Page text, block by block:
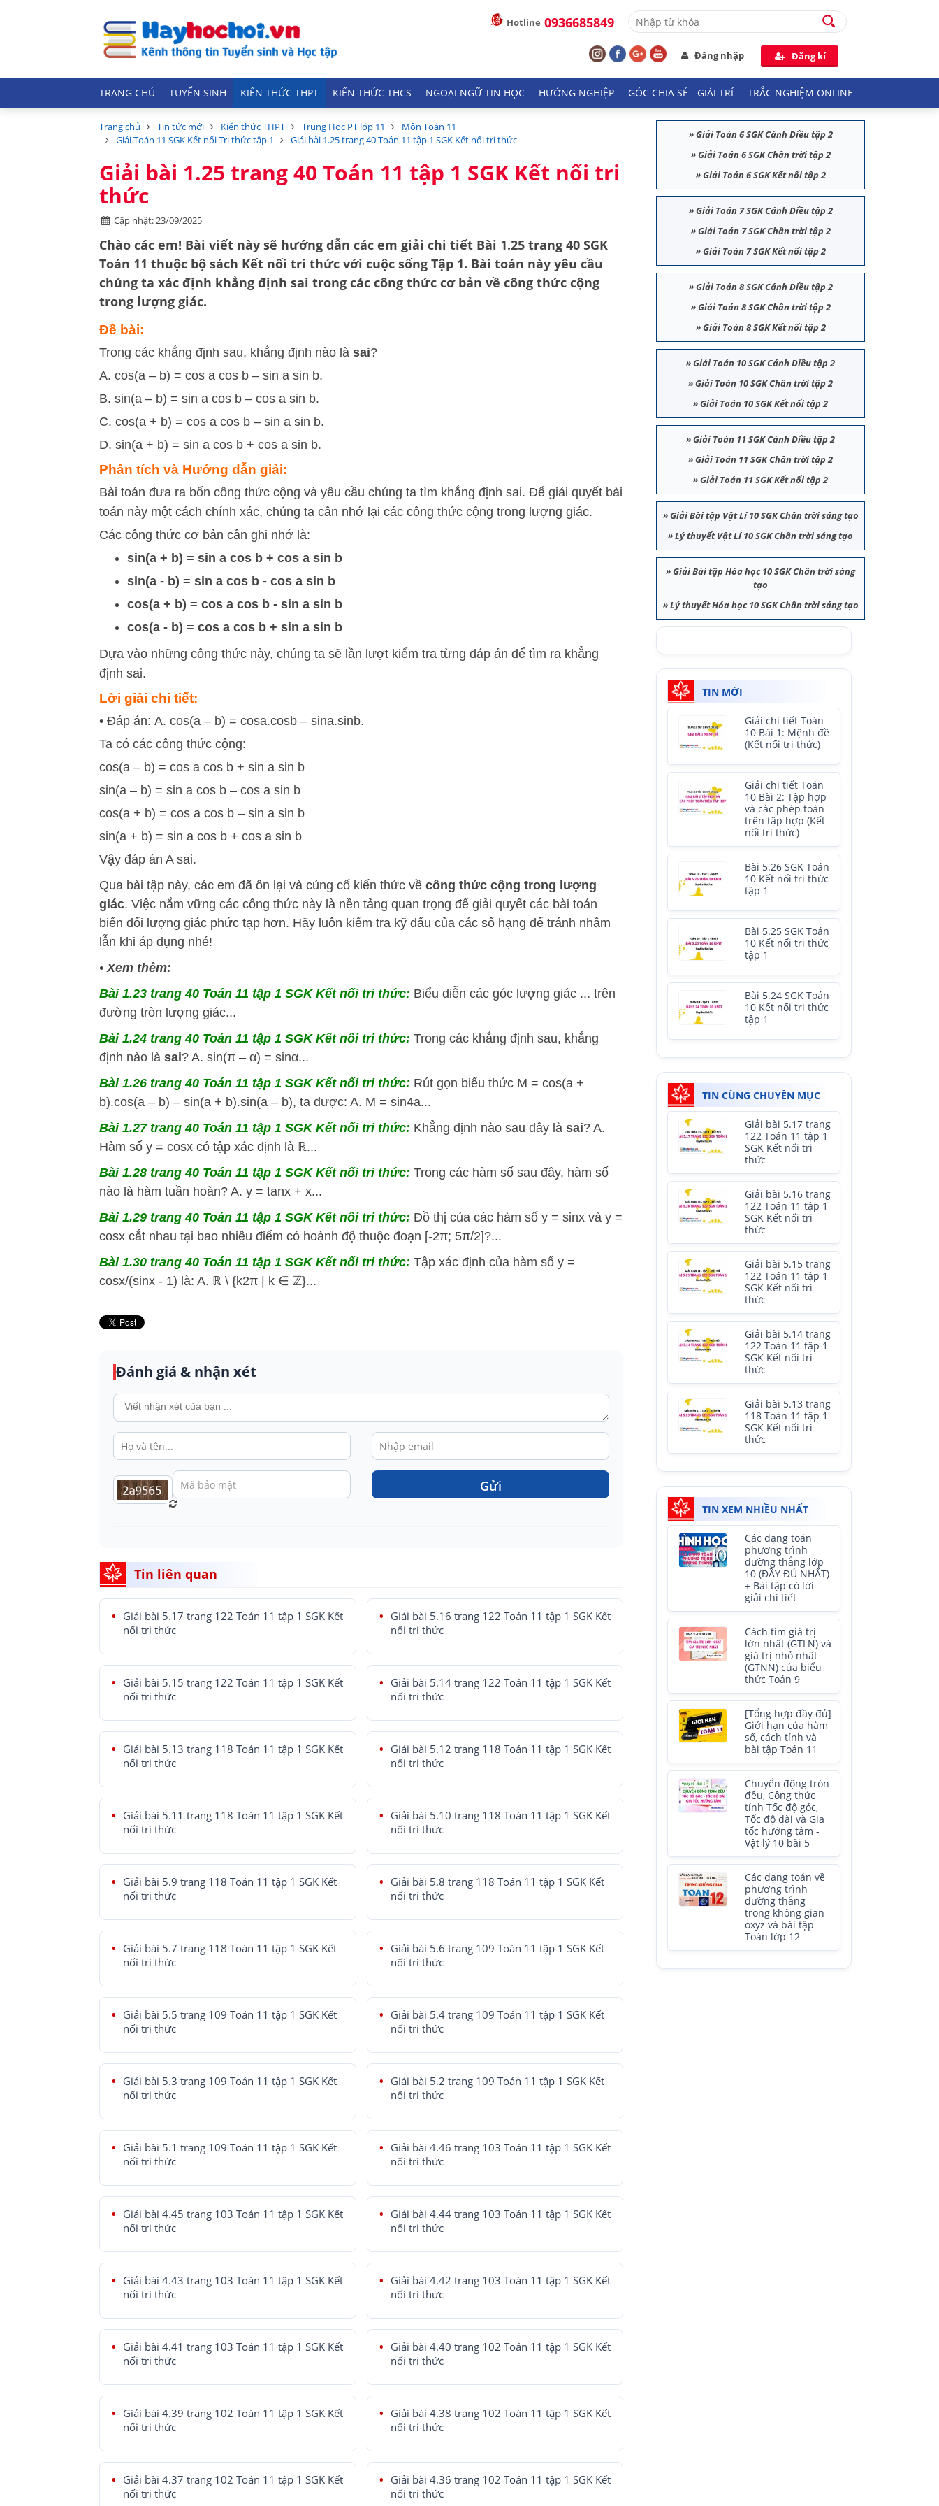
Hotline 0936685849
Đăng nhập Đăng kí
TRANG CHỦ TUYỂN SINH KIẾN THỨC THPT KIẾN THỨC THCS NGOẠI NGỮ TIN HỌC HƯỚNG NGHIỆP GÓC CHIA SẺ - GIẢI TRÍ TRẮC NGHIỆM ONLINE
Trang chủ Tin tức mới Kiến thức THPT Trung Học PT lớp 11
Môn Toán 11
Giải Toán 11 SGK Kết nối Tri thức tập 1
Giải bài 1.25 trang 40 Toán 11 tập 1 SGK Kết nối tri thức
Giải bài 1.25 trang 40 Toán 11 tập 1 SGK Kết nối tri
thức
Cập nhật: 23/09/2025
Chào các em! Bài viết này sẽ hướng dẫn các em giải chi tiết Bài 1.25 trang 40 SGK
Toán 11 thuộc bộ sách Kết nối tri thức với cuộc sống Tập 1. Bài toán này yêu cầu
chúng ta xác định khẳng định sai trong các công thức cơ bản về công thức cộng
trong lượng giác.
Đề bài:
Trong các khẳng định sau, khẳng định nào là sai?
A. cos(a – b) = cos a cos b – sin a sin b.
B. sin(a – b) = sin a cos b – cos a sin b.
C. cos(a + b) = cos a cos b – sin a sin b.
D. sin(a + b) = sin a cos b + cos a sin b.
Phân tích và Hướng dẫn giải:
Bài toán đưa ra bốn công thức cộng và yêu cầu chúng ta tìm khẳng định sai. Để giải quyết bài
toán này một cách chính xác, chúng ta cần nhớ lại các công thức cộng trong lượng giác.
Các công thức cơ bản cần ghi nhớ là:
sin(a + b) = sin a cos b + cos a sin b
sin(a - b) = sin a cos b - cos a sin b
cos(a + b) = cos a cos b - sin a sin b
cos(a - b) = cos a cos b + sin a sin b
Dựa vào những công thức này, chúng ta sẽ lần lượt kiểm tra từng đáp án để tìm ra khẳng
định sai.
Lời giải chi tiết:
• Đáp án: A. cos(a – b) = cosa.cosb – sina.sinb.
Ta có các công thức cộng:
cos(a – b) = cos a cos b + sin a sin b
sin(a – b) = sin a cos b – cos a sin b
cos(a + b) = cos a cos b – sin a sin b
sin(a + b) = sin a cos b + cos a sin b
Vậy đáp án A sai.
Qua bài tập này, các em đã ôn lại và củng cố kiến thức về công thức cộng trong lượng
giác. Việc nắm vững các công thức này là nền tảng quan trọng để giải quyết các bài toán
biến đổi lượng giác phức tạp hơn. Hãy luôn kiểm tra kỹ dấu của các số hạng để tránh nhầm
lẫn khi áp dụng nhé!
•Xem thêm:
Bài 1.23 trang 40 Toán 11 tập 1 SGK Kết nối tri thức: Biểu diễn các góc lượng giác ... trên
đường tròn lượng giác...
Bài 1.24 trang 40 Toán 11 tập 1 SGK Kết nối tri thức: Trong các khẳng định sau, khẳng
định nào là sai? A. sin(π – α) = sinα...
Bài 1.26 trang 40 Toán 11 tập 1 SGK Kết nối tri thức: Rút gọn biểu thức M = cos(a +
b).cos(a – b) – sin(a + b).sin(a – b), ta được: A. M = sin4a...
Bài 1.27 trang 40 Toán 11 tập 1 SGK Kết nối tri thức: Khẳng định nào sau đây là sai? A.
Hàm số y = cosx có tập xác định là ℝ...
Bài 1.28 trang 40 Toán 11 tập 1 SGK Kết nối tri thức: Trong các hàm số sau đây, hàm số
nào là hàm tuần hoàn? A. y = tanx + x...
Bài 1.29 trang 40 Toán 11 tập 1 SGK Kết nối tri thức: Đồ thị của các hàm số y = sinx và y =
cosx cắt nhau tại bao nhiêu điểm có hoành độ thuộc đoạn [-2π; 5π/2]?...
Bài 1.30 trang 40 Toán 11 tập 1 SGK Kết nối tri thức: Tập xác định của hàm số y =
cosx/(sinx - 1) là: A. ℝ \ {k2π | k ∈ ℤ}...
Đánh giá & nhận xét
Gửi
Tin liên quan
Giải bài 5.17 trang 122 Toán 11 tập 1 SGK Kết
nối tri thức
Giải bài 5.16 trang 122 Toán 11 tập 1 SGK Kết
nối tri thức
Giải bài 5.15 trang 122 Toán 11 tập 1 SGK Kết
nối tri thức
Giải bài 5.14 trang 122 Toán 11 tập 1 SGK Kết
nối tri thức
Giải bài 5.13 trang 118 Toán 11 tập 1 SGK Kết
nối tri thức
Giải bài 5.12 trang 118 Toán 11 tập 1 SGK Kết
nối tri thức
Giải bài 5.11 trang 118 Toán 11 tập 1 SGK Kết
nối tri thức
Giải bài 5.10 trang 118 Toán 11 tập 1 SGK Kết
nối tri thức
Giải bài 5.9 trang 118 Toán 11 tập 1 SGK Kết
nối tri thức
Giải bài 5.8 trang 118 Toán 11 tập 1 SGK Kết
nối tri thức
Giải bài 5.7 trang 118 Toán 11 tập 1 SGK Kết
nối tri thức
Giải bài 5.6 trang 109 Toán 11 tập 1 SGK Kết
nối tri thức
Giải bài 5.5 trang 109 Toán 11 tập 1 SGK Kết
nối tri thức
Giải bài 5.4 trang 109 Toán 11 tập 1 SGK Kết
nối tri thức
Giải bài 5.3 trang 109 Toán 11 tập 1 SGK Kết
nối tri thức
Giải bài 5.2 trang 109 Toán 11 tập 1 SGK Kết
nối tri thức
Giải bài 5.1 trang 109 Toán 11 tập 1 SGK Kết
nối tri thức
Giải bài 4.46 trang 103 Toán 11 tập 1 SGK Kết
nối tri thức
Giải bài 4.45 trang 103 Toán 11 tập 1 SGK Kết
nối tri thức
Giải bài 4.44 trang 103 Toán 11 tập 1 SGK Kết
nối tri thức
Giải bài 4.43 trang 103 Toán 11 tập 1 SGK Kết
nối tri thức
Giải bài 4.42 trang 103 Toán 11 tập 1 SGK Kết
nối tri thức
Giải bài 4.41 trang 103 Toán 11 tập 1 SGK Kết
nối tri thức
Giải bài 4.40 trang 102 Toán 11 tập 1 SGK Kết
nối tri thức
Giải bài 4.39 trang 102 Toán 11 tập 1 SGK Kết
nối tri thức
Giải bài 4.38 trang 102 Toán 11 tập 1 SGK Kết
nối tri thức
Giải bài 4.37 trang 102 Toán 11 tập 1 SGK Kết
nối tri thức
Giải bài 4.36 trang 102 Toán 11 tập 1 SGK Kết
nối tri thức
»Giải Toán 6 SGK Cánh Diều tập 2
»Giải Toán 6 SGK Chân trời tập 2
»Giải Toán 6 SGK Kết nối tập 2
»Giải Toán 7 SGK Cánh Diều tập 2
»Giải Toán 7 SGK Chân trời tập 2
»Giải Toán 7 SGK Kết nối tập 2
»Giải Toán 8 SGK Cánh Diều tập 2
»Giải Toán 8 SGK Chân trời tập 2
»Giải Toán 8 SGK Kết nối tập 2
»Giải Toán 10 SGK Cánh Diều tập 2
»Giải Toán 10 SGK Chân trời tập 2
»Giải Toán 10 SGK Kết nối tập 2
»Giải Toán 11 SGK Cánh Diều tập 2
»Giải Toán 11 SGK Chân trời tập 2
»Giải Toán 11 SGK Kết nối tập 2
»Giải Bài tập Vật Lí 10 SGK Chân trời sáng tạo
»Lý thuyết Vật Lí 10 SGK Chân trời sáng tạo
»Giải Bài tập Hóa học 10 SGK Chân trời sáng
tạo
»Lý thuyết Hóa học 10 SGK Chân trời sáng tạo
TIN MỚI
Giải chi tiết Toán
10 Bài 1: Mệnh đề
(Kết nối tri thức)
Giải chi tiết Toán
10 Bài 2: Tập hợp
và các phép toán
trên tập hợp (Kết
nối tri thức)
Bài 5.26 SGK Toán
10 Kết nối tri thức
tập 1
Bài 5.25 SGK Toán
10 Kết nối tri thức
tập 1
Bài 5.24 SGK Toán
10 Kết nối tri thức
tập 1
TIN CÙNG CHUYÊN MỤC
Giải bài 5.17 trang
122 Toán 11 tập 1
SGK Kết nối tri
thức
Giải bài 5.16 trang
122 Toán 11 tập 1
SGK Kết nối tri
thức
Giải bài 5.15 trang
122 Toán 11 tập 1
SGK Kết nối tri
thức
Giải bài 5.14 trang
122 Toán 11 tập 1
SGK Kết nối tri
thức
Giải bài 5.13 trang
118 Toán 11 tập 1
SGK Kết nối tri
thức
TIN XEM NHIỀU NHẤT
Các dạng toán
phương trình
đường thẳng lớp
10 (ĐẦY ĐỦ NHẤT)
+ Bài tập có lời
giải chi tiết
Cách tìm giá trị
lớn nhất (GTLN) và
giá trị nhỏ nhất
(GTNN) của biểu
thức Toán 9
[Tổng hợp đầy đủ]
Giới hạn của hàm
số, cách tính và
bài tập Toán 11
Chuyển động tròn
đều, Công thức
tính Tốc độ góc,
Tốc độ dài và Gia
tốc hướng tâm -
Vật lý 10 bài 5
Các dạng toán về
phương trình
đường thẳng
trong không gian
oxyz và bài tập -
Toán lớp 12